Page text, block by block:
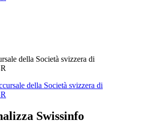
della Società svizzera di
Swissinfo